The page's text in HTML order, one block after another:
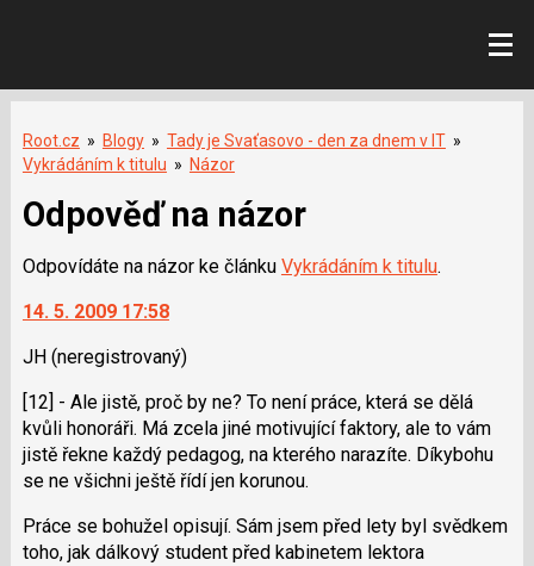
Root.cz » Blogy » Tady je Svaťasovo - den za dnem v IT »
Vykrádáním k titulu » Názor
Odpověď na názor
Odpovídáte na názor ke článku Vykrádáním k titulu.
14. 5. 2009 17:58
JH (neregistrovaný)
[12] - Ale jistě, proč by ne? To není práce, která se dělá
kvůli honoráři. Má zcela jiné motivující faktory, ale to vám
jistě řekne každý pedagog, na kterého narazíte. Díkybohu
se ne všichni ještě řídí jen korunou.
Práce se bohužel opisují. Sám jsem před lety byl svědkem
toho, jak dálkový student před kabinetem lektora